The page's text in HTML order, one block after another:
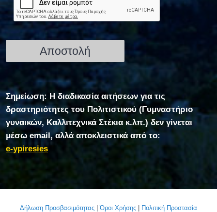
Σημείωση: Η διαδικασία αιτήσεων για τις
δραστηριότητες του Πολιτιστικού (Γυμναστήριο
γυναικών, Καλλιτεχνικά Στέκια κ.λπ.) δεν γίνεται
μέσω email, αλλά αποκλειστικά από το:
e-ypiresies
Δήλωση Προσβασιμότητας |Όροι Χρήσης
Πολιτική Προστασία